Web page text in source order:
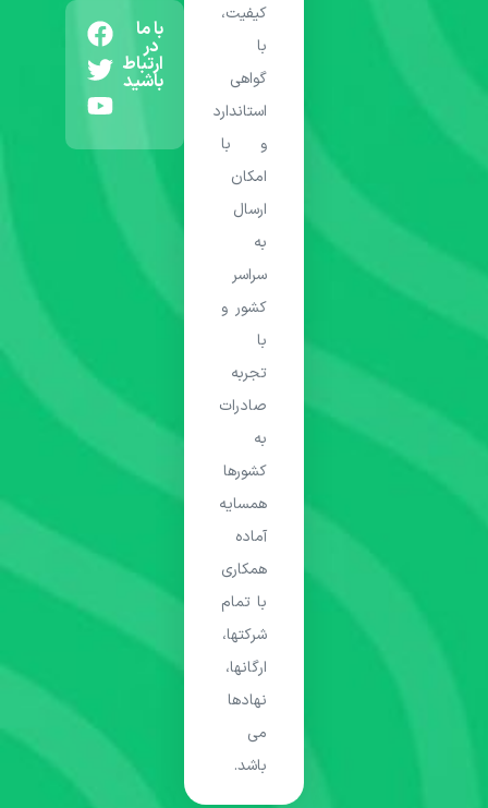
کیفیت،
با
گواهی
استاندارد
و با
امکان
ارسال
به
سراسر
کشور و
با
تجربه
صادرات
به
کشورها
همسایه
آماده
همکاری
با تمام
شرکتها،
ارگانها،
نهادها
می
باشد.
با ما
در
ارتباط
باشید